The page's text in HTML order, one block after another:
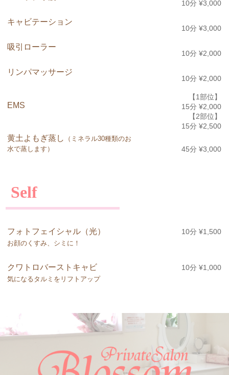
10分 ¥3,000
キャビテーション
10分 ¥3,000
吸引ローラー
10分 ¥2,000
リンパマッサージ
10分 ¥2,000
EMS
【1部位】
15分 ¥2,000
【2部位】
15分 ¥2,500
黄土よもぎ蒸し
（ミネラル30種類のお
水で蒸します）
45分 ¥3,000
Self
フォトフェイシャル（光） 10分 ¥1,500
お顔のくすみ、シミに！
クワトロバーストキャビ 10分 ¥1,000
気になるタルミをリフトアップ